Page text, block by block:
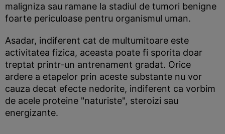
maligniza sau ramane la stadiul de tumori benigne
foarte periculoase pentru organismul uman.
Asadar, indiferent cat de multumitoare este
activitatea fizica, aceasta poate fi sporita doar
treptat printr-un antrenament gradat. Orice
ardere a etapelor prin aceste substante nu vor
cauza decat efecte nedorite, indiferent ca vorbim
de acele proteine "naturiste", steroizi sau
energizante.